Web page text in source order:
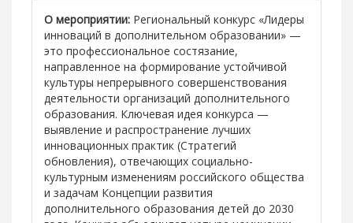
О мероприятии: Региональный конкурс «Лидеры
инноваций в дополнительном образовании» —
это профессиональное состязание,
направленное на формирование устойчивой
культуры непрерывного совершенствования
деятельности организаций дополнительного
образования. Ключевая идея конкурса —
выявление и распространение лучших
инновационных практик (Стратегий
обновления), отвечающих социально-
культурным изменениям российского общества
и задачам Концепции развития
дополнительного образования детей до 2030